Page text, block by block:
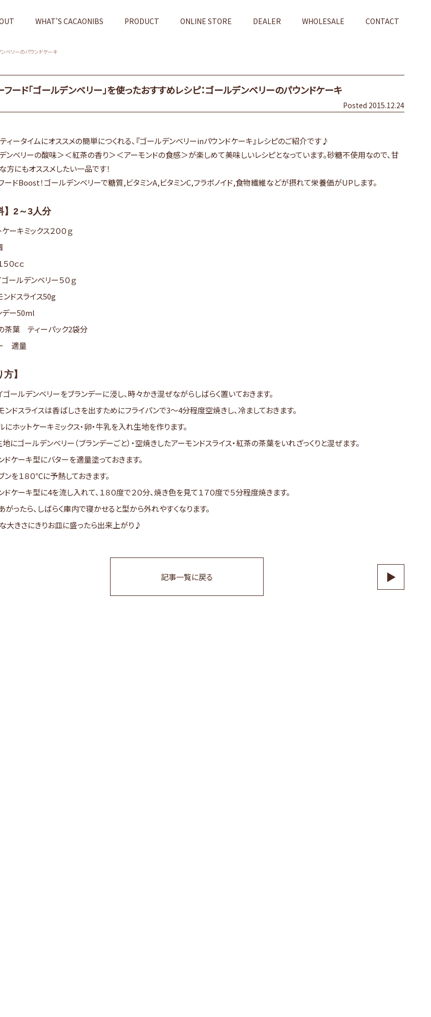
WHAT'S CACAONIBS PRODUCT ONLINE STORE DEALER WHOLESALE CONTACT
ンベリーのパウンドケーキ
ード「ゴールデンベリー」を使ったおすすめレシピ：ゴールデンベリーのパウンドケーキ
Posted 2015.12.24
ータイムにオススメの簡単につくれる、『ゴールデンベリーinパウンドケーキ』レシピのご紹介です♪
ンベリーの酸味＞＜紅茶の香り＞＜アーモンドの食感＞が楽しめて美味しいレシピとなっています。砂糖不使用なので、甘
方にもオススメしたい一品です！
ードBoost！ゴールデンベリーで糖質,ビタミンA,ビタミンC,フラボノイド,食物繊維などが摂れて栄養価がUPします。
】2～3人分
ーキミックス２００ｇ
０ｃｃ
ゴールデンベリー５０ｇ
ンドスライス50g
デー50ml
茶葉 ティーパック2袋分
適量
方】
ゴールデンベリーをブランデーに浸し、時々かき混ぜながらしばらく置いておきます。
ンドスライスは香ばしさを出すためにフライパンで3～4分程度空焼きし、冷ましておきます。
にホットケーキミックス・卵・牛乳を入れ生地を作ります。
にゴールデンベリー（ブランデーごと）・空焼きしたアーモンドスライス・紅茶の茶葉をいれざっくりと混ぜます。
ドケーキ型にバターを適量塗っておきます。
ンを１８０℃に予熱しておきます。
ドケーキ型に4を流し入れて、１８０度で２０分、焼き色を見て１７０度で５分程度焼きます。
がったら、しばらく庫内で寝かせると型から外れやすくなります。
大きさにきりお皿に盛ったら出来上がり♪
記事一覧に戻る ▶